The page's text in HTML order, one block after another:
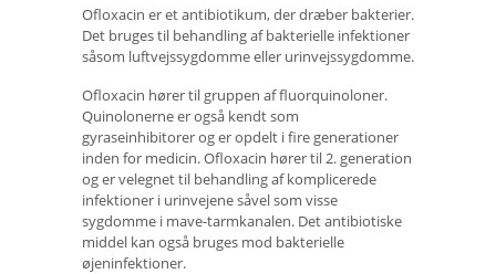
Ofloxacin er et antibiotikum, der dræber bakterier.
Det bruges til behandling af bakterielle infektioner
såsom luftvejssygdomme eller urinvejssygdomme.
Ofloxacin hører til gruppen af ​​fluorquinoloner.
Quinolonerne er også kendt som
gyraseinhibitorer og er opdelt i fire generationer
inden for medicin. Ofloxacin hører til 2. generation
og er velegnet til behandling af komplicerede
infektioner i urinvejene såvel som visse
sygdomme i mave-tarmkanalen. Det antibiotiske
middel kan også bruges mod bakterielle
øjeninfektioner.